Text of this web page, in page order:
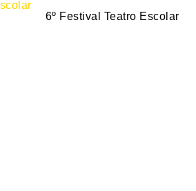
6º Festival Teatro Escolar